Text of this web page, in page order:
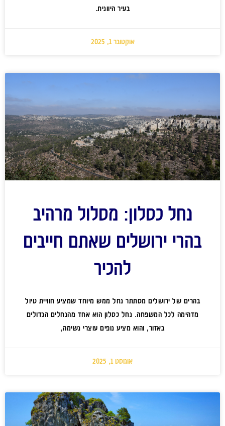
בעיר היוונית.
אוקטובר 1, 2025
נחל כסלון: מסלול מרהיב
בהרי ירושלים שאתם חייבים
להכיר
בהרים של ירושלים מסתתר נחל ממש מיוחד שמציע חוויית טיול
מדהימה לכל המשפחה. נחל כסלון הוא אחד מהנחלים הגדולים
באזור, והוא מציע נופים עוצרי נשימה,
אוגוסט 1, 2025